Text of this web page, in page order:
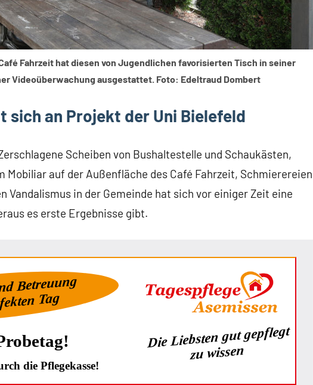
Fahrzeit hat diesen von Jugendlichen favorisierten Tisch in seiner
Videoüberwachung ausgestattet. Foto: Edeltraud Dombert
sich an Projekt der Uni Bielefeld
Scheiben von Bushaltestelle und Schaukästen,
Mobiliar auf der Außenfläche des Café Fahrzeit, Schmierereien
Vandalismus in der Gemeinde hat sich vor einiger Zeit eine
es erste Ergebnisse gibt.
Betreuung
Tag
die Pflegekasse!
Die Liebsten gut gepflegt
zu wissen